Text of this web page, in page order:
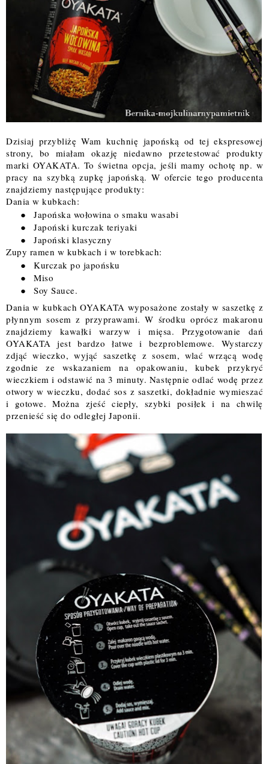
Dzisiaj przybliżę Wam kuchnię japońską od tej ekspresowej
strony, bo miałam okazję niedawno przetestować produkty
marki OYAKATA. To świetna opcja, jeśli mamy ochotę np. w
pracy na szybką zupkę japońską. W ofercie tego producenta
znajdziemy następujące produkty:
Dania w kubkach:
●
Japońska wołowina o smaku wasabi
●
Japoński kurczak teriyaki
●
Japoński klasyczny
Zupy ramen w kubkach i w torebkach:
●
Kurczak po japońsku
●
Miso
●
Soy Sauce.
Dania w kubkach OYAKATA wyposażone zostały w saszetkę z
płynnym sosem z przyprawami. W środku oprócz makaronu
znajdziemy kawałki warzyw i mięsa. Przygotowanie dań
OYAKATA jest bardzo łatwe i bezproblemowe. Wystarczy
zdjąć wieczko, wyjąć saszetkę z sosem, wlać wrzącą wodę
zgodnie ze wskazaniem na opakowaniu, kubek przykryć
wieczkiem i odstawić na 3 minuty. Następnie odlać wodę przez
otwory w wieczku, dodać sos z saszetki, dokładnie wymieszać
i gotowe. Można zjeść ciepły, szybki posiłek i na chwilę
przenieść się do odległej Japonii.